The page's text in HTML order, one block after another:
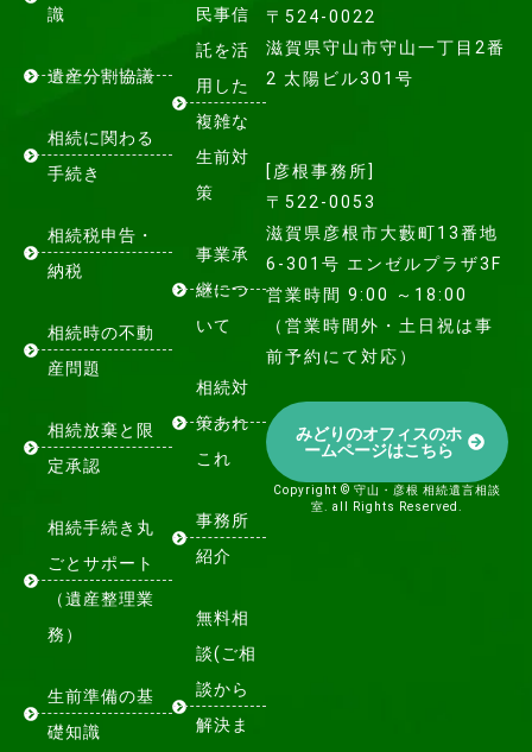
〒524-0022
滋賀県守山市守山一丁目2番
2 太陽ビル301号
[彦根事務所]
〒522-0053
滋賀県彦根市大藪町13番地
6-301号 エンゼルプラザ3F
営業時間 9:00 ～18:00
（営業時間外・土日祝は事
前予約にて対応）
みどりのオフィスのホ
ームページはこちら
Copyright © 守山・彦根 相続遺言相談
室. all Rights Reserved.
識
遺産分割協議
相続に関わる
手続き
相続税申告・
納税
相続時の不動
産問題
相続放棄と限
定承認
相続手続き丸
ごとサポート
（遺産整理業
務）
生前準備の基
礎知識
民事信
託を活
用した
複雑な
生前対
策
事業承
継につ
いて
相続対
策あれ
これ
事務所
紹介
無料相
談(ご相
談から
解決ま